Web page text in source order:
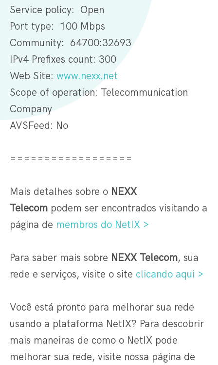
Service policy: Open
Port type: 100 Mbps
Community: 64700:32693
IPv4 Prefixes count: 300
Web Site: www.nexx.net
Scope of operation: Telecommunication
Company
AVSFeed: No
==================
Mais detalhes sobre o NEXX
Telecom podem ser encontrados visitando a
página de membros do NetIX >
Para saber mais sobre NEXX Telecom, sua
rede e serviços, visite o site clicando aqui >
Você está pronto para melhorar sua rede
usando a plataforma NetIX? Para descobrir
mais maneiras de como o NetIX pode
melhorar sua rede, visite nossa página de